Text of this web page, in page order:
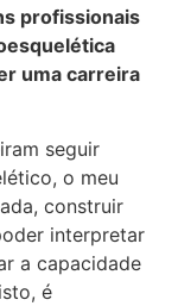
profissionais
uma carreira
seguir
o meu
construir
interpretar
a capacidade
é